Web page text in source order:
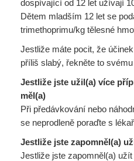
dospívající od 12 let užívají
Dětem mladším 12 let se
trimethoprimu/kg tělesné
Jestliže máte pocit, že
příliš slabý, řekněte to
Jestliže jste užil(a) více
měl(a)
Při předávkování nebo
se neprodleně poraďte s
Jestliže jste zapomněl(a)
Jestliže jste zapomněl(a)